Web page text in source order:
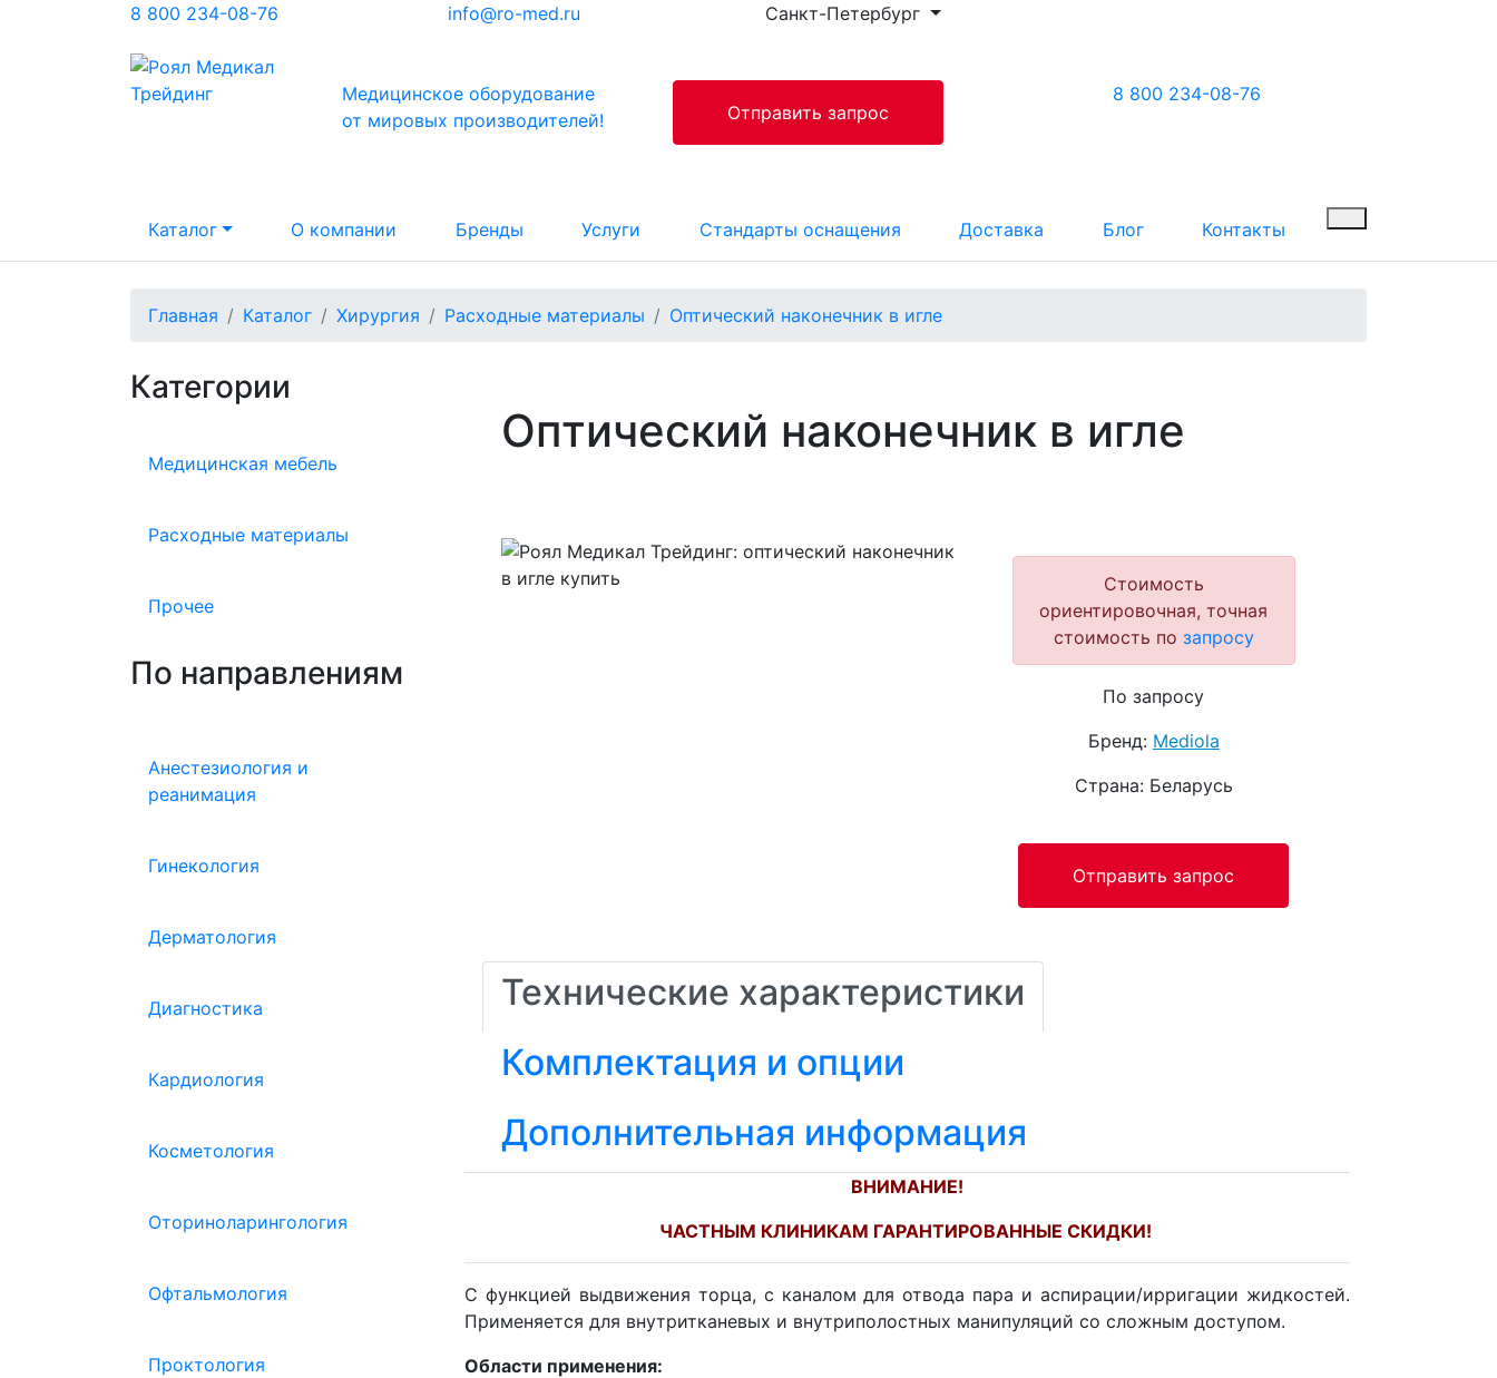
8 800 234-08-76 info@ro-med.ru Санкт-Петербург
Медицинское оборудование
от мировых производителей!
Отправить запрос
8 800 234-08-76
Каталог О компании Бренды Услуги Стандарты оснащения Доставка Блог Контакты
Главная Каталог Хирургия Расходные материалы Оптический наконечник в игле
Категории
Медицинская мебель
Расходные материалы
Прочее
По направлениям
Анестезиология и
реанимация
Гинекология
Дерматология
Диагностика
Кардиология
Косметология
Оториноларингология
Офтальмология
Проктология
Оптический наконечник в игле
Стоимость
ориентировочная, точная
стоимость по запросу
По запросу
Бренд: Mediola
Страна: Беларусь
Отправить запрос
Технические характеристики
Комплектация и опции
Дополнительная информация
ВНИМАНИЕ!
ЧАСТНЫМ КЛИНИКАМ ГАРАНТИРОВАННЫЕ СКИДКИ!
С функцией выдвижения торца, с каналом для отвода пара и аспирации/ирригации жидкостей.
Применяется для внутритканевых и внутриполостных манипуляций со сложным доступом.
Области применения: